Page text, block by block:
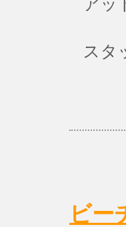
アッ
スタ
ビー